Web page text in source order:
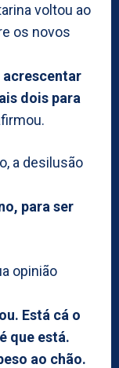
voltou ao
os novos
acrescentar
dois para
a desilusão
para ser
opinião
Está cá o
que está.
ao chão.